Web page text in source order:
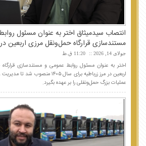
انتصاب سیدمیثاق اختر به عنوان مسئول
مستندسازی قرارگاه حمل‌ونقل مرزی اربعین در
جولای 14, 2026 11:20 ق.ظ
اختر به عنوان مسئول روابط عمومی و مستندسازی
اربعین در مرز زرباطیه برای سال
عملیات بزرگ حمل‌ونقلی را بر عهده بگیرد.